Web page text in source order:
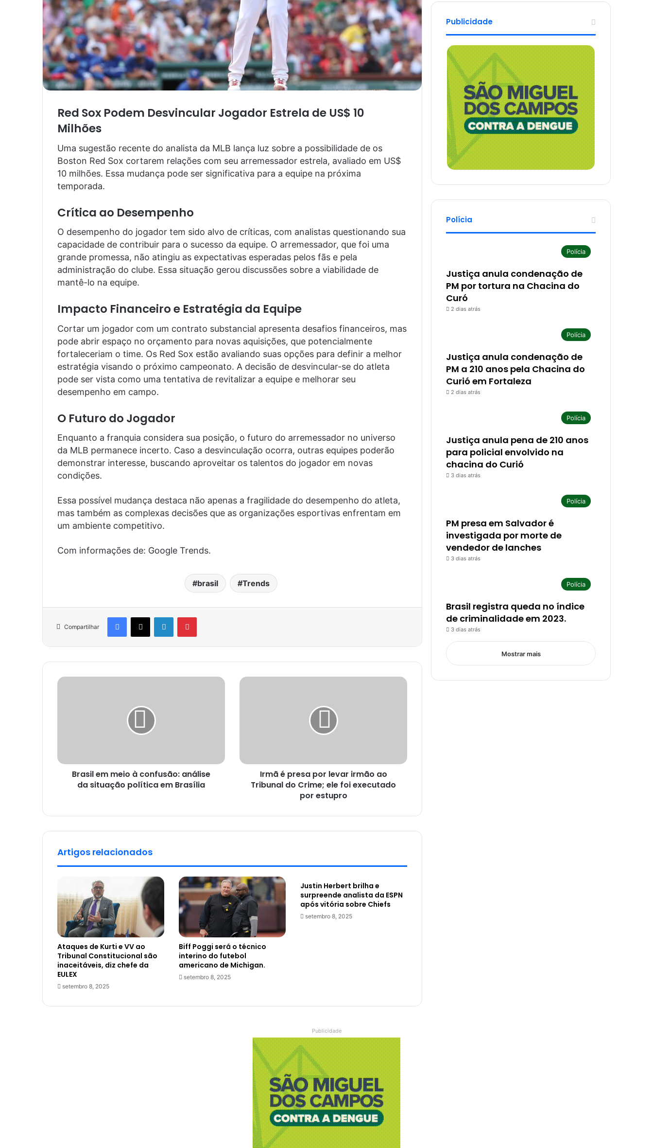
Red Sox Podem Desvincular Jogador Estrela de US$ 10
Milhões
Uma sugestão recente do analista da MLB lança luz sobre a possibilidade de os
Boston Red Sox cortarem relações com seu arremessador estrela, avaliado em US$
10 milhões. Essa mudança pode ser significativa para a equipe na próxima
temporada.
Crítica ao Desempenho
O desempenho do jogador tem sido alvo de críticas, com analistas questionando sua
capacidade de contribuir para o sucesso da equipe. O arremessador, que foi uma
grande promessa, não atingiu as expectativas esperadas pelos fãs e pela
administração do clube. Essa situação gerou discussões sobre a viabilidade de
mantê-lo na equipe.
Impacto Financeiro e Estratégia da Equipe
Cortar um jogador com um contrato substancial apresenta desafios financeiros, mas
pode abrir espaço no orçamento para novas aquisições, que potencialmente
fortaleceriam o time. Os Red Sox estão avaliando suas opções para definir a melhor
estratégia visando o próximo campeonato. A decisão de desvincular-se do atleta
pode ser vista como uma tentativa de revitalizar a equipe e melhorar seu
desempenho em campo.
O Futuro do Jogador
Enquanto a franquia considera sua posição, o futuro do arremessador no universo
da MLB permanece incerto. Caso a desvinculação ocorra, outras equipes poderão
demonstrar interesse, buscando aproveitar os talentos do jogador em novas
condições.
Essa possível mudança destaca não apenas a fragilidade do desempenho do atleta,
mas também as complexas decisões que as organizações esportivas enfrentam em
um ambiente competitivo.
Com informações de: Google Trends.
brasil Trends
Compartilhar
Facebook
X LinkedinPinterest
Brasil em meio à confusão: análise
da situação política em Brasília
Irmã é presa por levar irmão ao
Tribunal do Crime; ele foi executado
por estupro
Artigos relacionados
Ataques de Kurti e VV ao
Tribunal Constitucional são
inaceitáveis, diz chefe da
EULEX
setembro 8, 2025
Biff Poggi será o técnico
interino do futebol
americano de Michigan.
setembro 8, 2025
Justin Herbert brilha e
surpreende analista da ESPN
após vitória sobre Chiefs
setembro 8, 2025
Publicidade
Polícia
Polícia
Justiça anula condenação de
PM por tortura na Chacina do
Curó
2 dias atrás
Polícia
Justiça anula condenação de
PM a 210 anos pela Chacina do
Curió em Fortaleza
2 dias atrás
Polícia
Justiça anula pena de 210 anos
para policial envolvido na
chacina do Curió
3 dias atrás
Polícia
PM presa em Salvador é
investigada por morte de
vendedor de lanches
3 dias atrás
Polícia
Brasil registra queda no índice
de criminalidade em 2023.
3 dias atrás
Mostrar mais
Publicidade